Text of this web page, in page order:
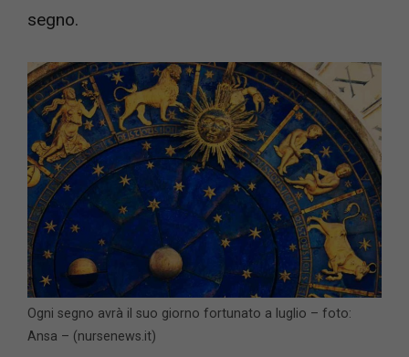
segno.
Ogni segno avrà il suo giorno fortunato a luglio – foto:
Ansa – (nursenews.it)